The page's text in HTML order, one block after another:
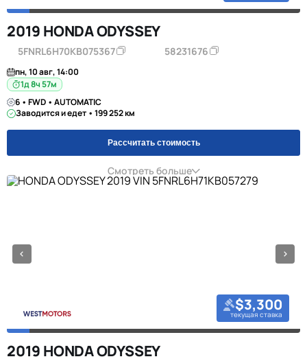
2019 HONDA ODYSSEY
5FNRL6H70KB075367 58231676
пн, 10 авг, 14:00
1д 8ч 57м
6 • FWD • AUTOMATIC
Заводится и едет • 199 252 км
Рассчитать стоимость
Смотреть больше
$3,300
текущая ставка
2019 HONDA ODYSSEY